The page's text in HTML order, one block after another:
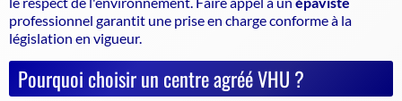
professionnel garantit une prise en charge conforme à la
législation en vigueur.
Pourquoi choisir un centre agréé VHU ?